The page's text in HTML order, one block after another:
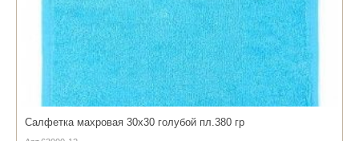
Салфетка махровая 30х30 голубой пл.380 гр